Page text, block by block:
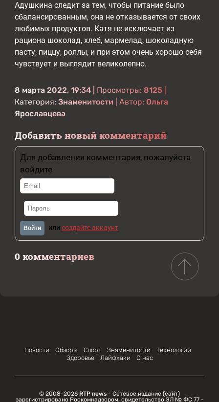
Адушкина следит за тем, чтобы питание было
сбалансированным, она не отказывается от своих
любимых продуктов. Катя не исключает из
рациона шоколад, хлеб, мармелад, шоколадную
пасту, пиццу, роллы, и при этом очень хорошо себя
чувствует и выглядит великолепно.
8 марта 2022, 19:34 | Просмотры: 8125
Категория: Знаменитости | Автор: Ольга
Ярославцева
Добавить новый комментарий
Для добавления комментария, пожалуйста
войдите
Войти или создайте аккаунт
0 комментариев
Новости Обзоры Спорт Знаменитости
Технологии
Здоровье
Лайфхаки О нас
© 2008-2026 RTP news - Сетевое издание (сайт)
зарегистрировано Роскомнадзором, свидетельство ЭЛ № ФС 77 -